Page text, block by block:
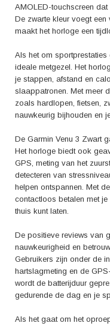
op zoek is naar een
Kortom, de Garmin Venu 3
het ook je stijl een boost
nog de Garmin Venu 3
wearables.
AMOLED-touchscreen
De zwarte kleur voegt
maakt het horloge een
Als het om
ideale metgezel. Het
je stappen, afstand en
slaappatronen. Met meer
zoals hardlopen, fietsen,
nauwkeurig bijhouden en
De Garmin Venu 3 Zwart
Het horloge biedt ook
GPS, meting van het
detecteren van
helpen ontspannen. Met
contactloos betalen met
thuis kunt laten.
De positieve reviews van
nauwkeurigheid en
Gebruikers zijn onder de
hartslagmeting en de
wordt de batterijduur
gedurende de dag en je
Als het gaat om het